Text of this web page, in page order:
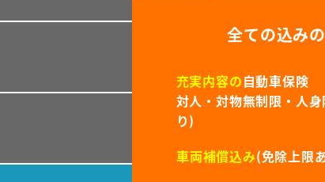
全ての込み
充実内容の自動車保険
対人・対物無制限・人
り)
車両補償込み(免除上限